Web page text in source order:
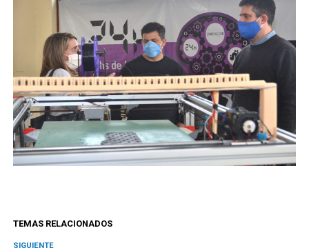
TEMAS RELACIONADOS
SIGUIENTE